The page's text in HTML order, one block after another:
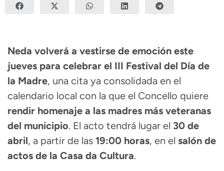
Neda volverá a vestirse de emoción este
jueves para celebrar el III Festival del Día de
la Madre, una cita ya consolidada en el
calendario local con la que el Concello quiere
rendir homenaje a las madres más veteranas
del municipio. El acto tendrá lugar el 30 de
abril, a partir de las 19:00 horas, en el salón de
actos de la Casa da Cultura.